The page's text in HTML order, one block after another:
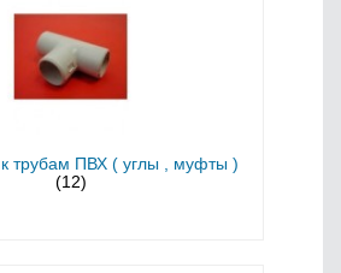
трубам ПВХ ( углы , муфты )
(12)